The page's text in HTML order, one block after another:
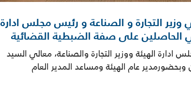
وزير التجارة و الصناعة و رئيس مجلس ادارة
الحاصلين على صفة الضبطية القضائية
الهيئة ووزير التجارة والصناعة، معالي السيد
وبحضورمدير عام الهيئة ومساعد المدير العام